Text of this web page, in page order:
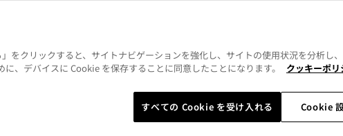
」をクリックすると、サイトナビゲーションを強化し、サイトの使用状況を分析し
、デバイスに Cookie を保存することに同意したことになります。
クッキーポリ
Cookie
すべての Cookie を受け入れる